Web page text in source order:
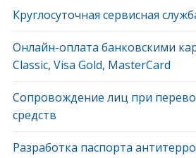
Круглосуточная сервисная
Онлайн-оплата банковскими
Classic, Visa Gold, MasterCard
Сопровождение лиц при
средств
Разработка паспорта